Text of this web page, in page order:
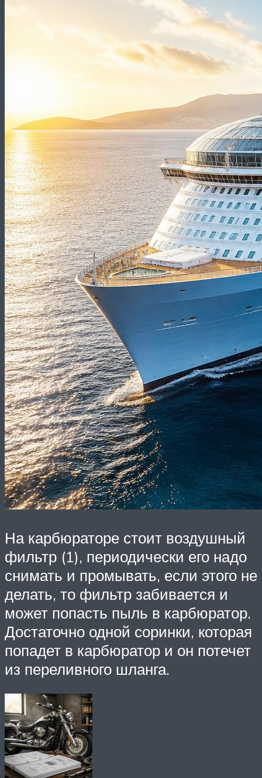
На карбюраторе стоит воздушный
фильтр (1), периодически его надо
снимать и промывать, если этого не
делать, то фильтр забивается и
может попасть пыль в карбюратор.
Достаточно одной соринки, которая
попадет в карбюратор и он потечет
из переливного шланга.